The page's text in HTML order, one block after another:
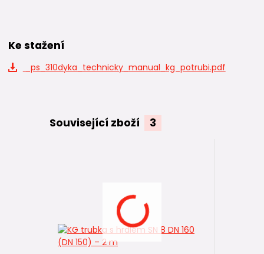
Ke stažení
_ps_310dyka_technicky_manual_kg_potrubi.pdf
Související zboží 3